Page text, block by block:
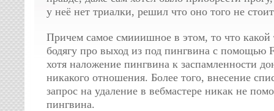
у неё нет триалки, решил что оно того не
Причем самое смииишное в этом, то что какой
бодягу про выход из под пингвина с помощью
хотя наложение пингвина к заспамленности
никакого отношения. Более того, внесение
запрос на удаление в вебмастере никак не
пингвина.